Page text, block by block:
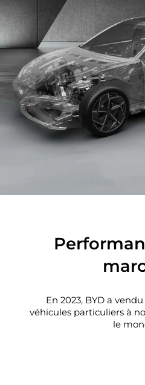
En 2023, BYD a
véhicules particuliers à
le